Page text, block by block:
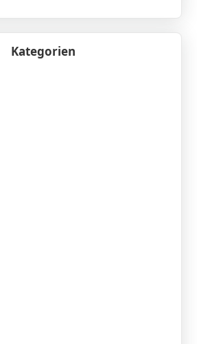
Kategorien